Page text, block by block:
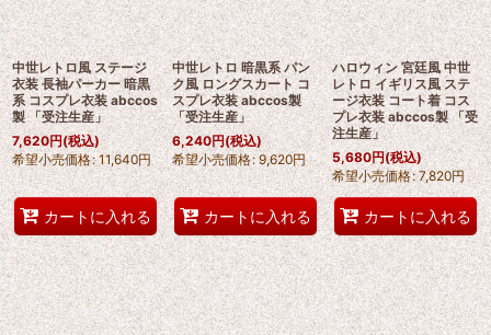
中世レトロ風 ステージ
衣装 長袖パーカー 暗黒
系 コスプレ衣装 abccos
製 「受注生産」
7,620円(税込)
希望小売価格: 11,640円
カートに入れる
中世レトロ 暗黒系 パン
ク風 ロングスカート コ
スプレ衣装 abccos製
「受注生産」
6,240円(税込)
希望小売価格: 9,620円
カートに入れる
ハロウィン 宮廷風 中世
レトロ イギリス風 ステ
ージ衣装 コート着 コス
プレ衣装 abccos製 「受
注生産」
5,680円(税込)
希望小売価格: 7,820円
カートに入れる